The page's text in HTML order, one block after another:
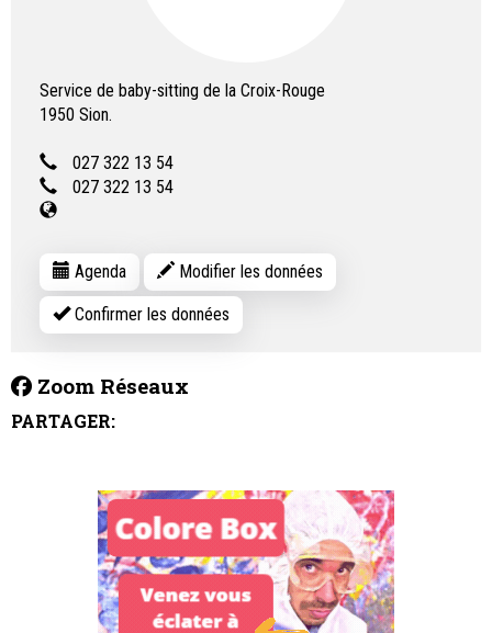
Service de baby-sitting de la Croix-Rouge
1950 Sion.
027 322 13 54
027 322 13 54
Agenda Modifier les données
Confirmer les données
Zoom Réseaux
PARTAGER: